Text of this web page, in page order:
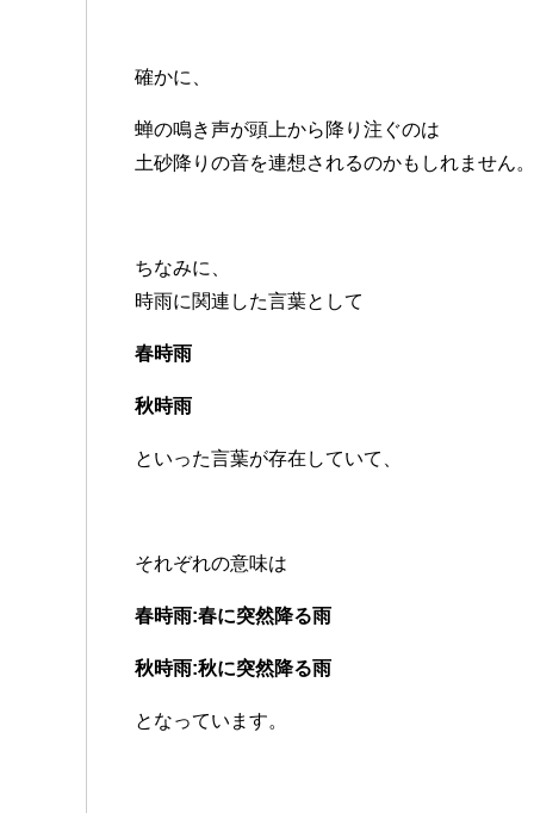
確かに、
蝉の鳴き声が頭上から降り注ぐのは
土砂降りの音を連想されるのかもしれません。
ちなみに、
時雨に関連した言葉として
春時雨
秋時雨
といった言葉が存在していて、
それぞれの意味は
春時雨:春に突然降る雨
秋時雨:秋に突然降る雨
となっています。